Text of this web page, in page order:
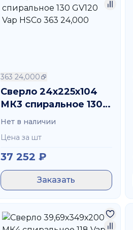
363 24,000
Сверло 24х225х104
МК3 спиральное 130
GV120 Vap HSCo 363
Нет в наличии
Цена за шт
37 252 ₽
Заказать